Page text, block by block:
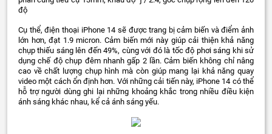
độ
Cụ thể, điện thoại iPhone 14 sẽ được trang bị cảm biến và điểm ảnh
lớn hơn, đạt 1.9 micron. Cảm biến mới này giúp cải thiện khả năng
chụp thiếu sáng lên đến 49%, cùng với đó là tốc độ phơi sáng khi sử
dụng chế độ chụp đêm nhanh gấp 2 lần. Cảm biến không chỉ nâng
cao về chất lượng chụp hình mà còn giúp mang lại khả năng quay
video một cách ổn định hơn. Với những cải tiến này, iPhone 14 có thể
hỗ trợ người dùng ghi lại những khoảng khắc trong nhiều điều kiện
ánh sáng khác nhau, kể cả ánh sáng yếu.